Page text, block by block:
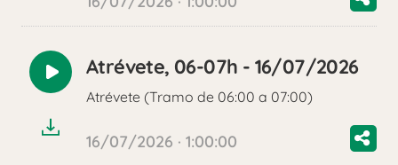
Reproducir
audio
Atrévete, 06-07h - 16/07/2026
Atrévete (Tramo de 06:00 a 07:00)
16/07/2026 · 1:00:00